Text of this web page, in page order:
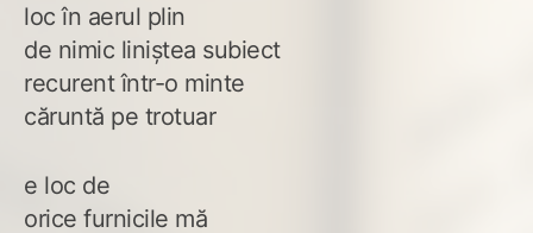
loc în aerul plin
de nimic liniștea subiect
recurent într-o minte
căruntă pe trotuar
e loc de
orice furnicile mă